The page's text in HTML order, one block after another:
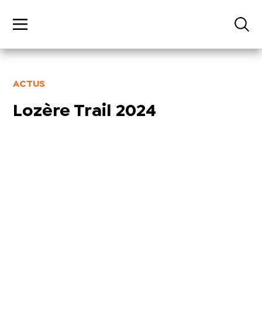
ACTUS
Lozère Trail 2024